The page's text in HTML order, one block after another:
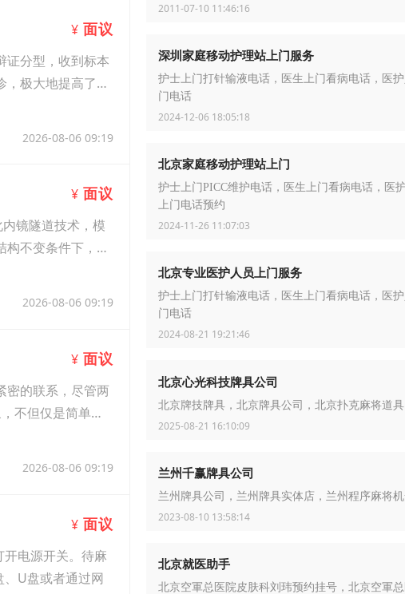
¥ 面议
证分型，收到标本
极大地提高了治
2026-08-06 09:19
¥ 面议
镜隧道技术，模
不变条件下，达
2026-08-06 09:19
¥ 面议
密的联系，尽管两
不但仅是简单的
2026-08-06 09:19
¥ 面议
电源开关。待麻
U盘或者通过网
2011-07-10 11:46:16
深圳家庭移动护理站上门服务
护士上门打针输液电话，医生上门看病电话，医
门电话
2024-12-06 18:05:18
北京家庭移动护理站上门
护士上门PICC维护电话，医生上门看病电话，医
上门电话预约
2024-11-26 11:07:03
北京专业医护人员上门服务
护士上门打针输液电话，医生上门看病电话，医
门电话
2024-08-21 19:21:46
北京心光科技牌具公司
北京牌技牌具，北京牌具公司，北京扑克麻将道具
2025-08-21 16:10:09
兰州千赢牌具公司
兰州牌具公司，兰州牌具实体店，兰州程序麻将
2023-08-10 13:58:14
北京就医助手
北京空軍总医院皮肤科刘玮预约挂号，北京空軍